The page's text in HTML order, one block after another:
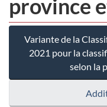
province
Variante de la
2021 pour la
selon la